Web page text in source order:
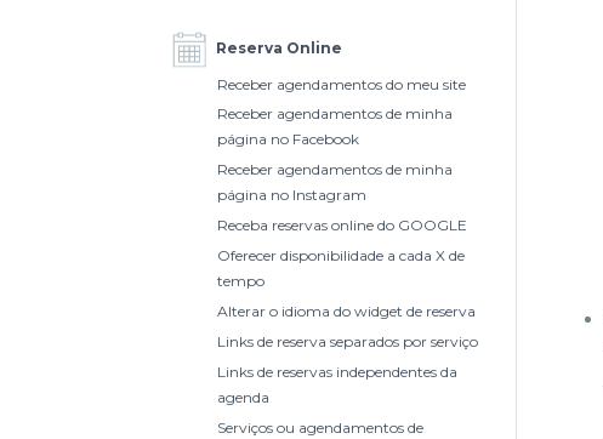
Reserva Online
Receber agendamentos do meu site
Receber agendamentos de minha
página no Facebook
Receber agendamentos de minha
página no Instagram
Receba reservas online do GOOGLE
Oferecer disponibilidade a cada X de
tempo
Alterar o idioma do widget de reserva
Links de reserva separados por serviço
Links de reservas independentes da
agenda
Serviços ou agendamentos de